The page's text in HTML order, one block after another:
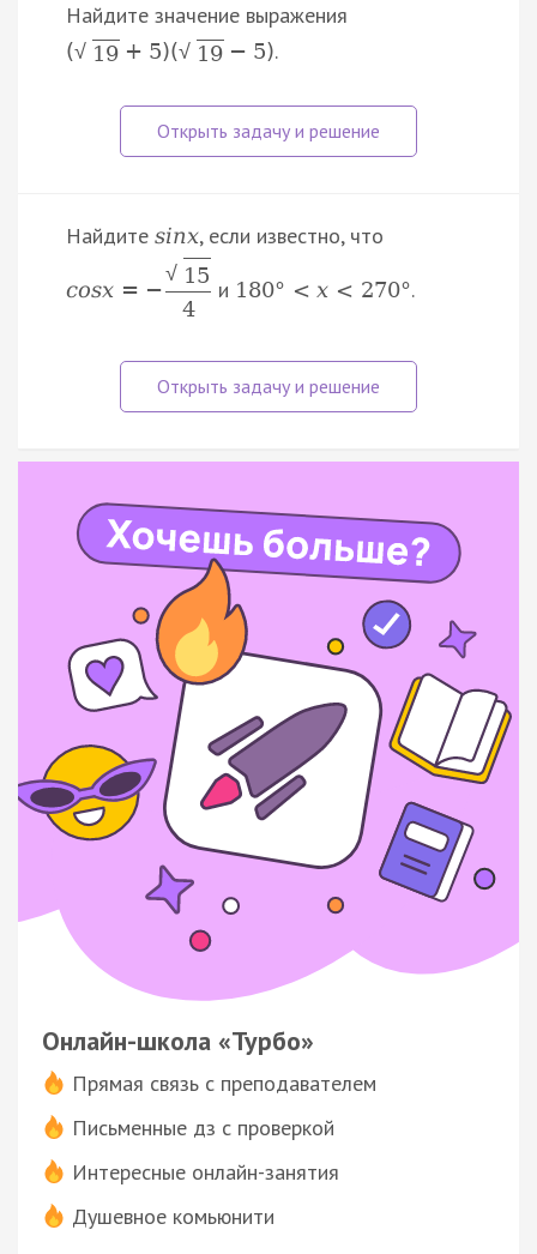
Найдите значение выражения
(√ 19 + 5)(√ 19 − 5).
Найдите sinx, если известно, что
cosx = −
√ 15
4
и 180° < x < 270°.
Онлайн-школа «Турбо»
Прямая связь с преподавателем
Письменные дз с проверкой
Интересные онлайн-занятия
Душевное комьюнити